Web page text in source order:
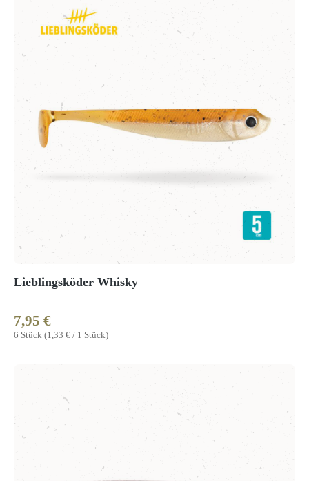
Lieblingsköder Whisky
6 Stück (1,33 € / 1 Stück)
Regulärer Preis:
7,95 €